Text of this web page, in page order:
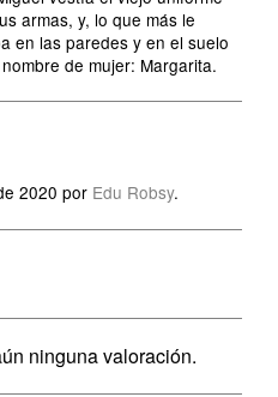
armas, y, lo que más le
en las paredes y en el suelo
de mujer: Margarita.
2020 por Edu Robsy.
ninguna valoración.